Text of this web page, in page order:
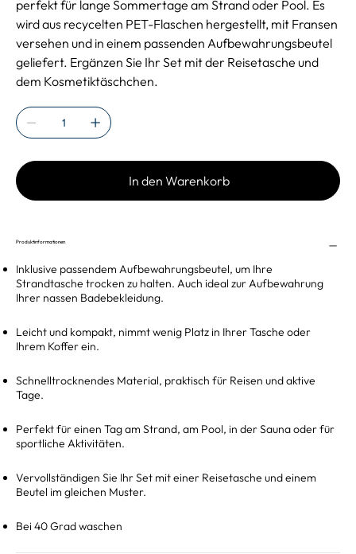
perfekt für lange Sommertage am Strand oder Pool. Es
wird aus recycelten PET-Flaschen hergestellt, mit Fransen
versehen und in einem passenden Aufbewahrungsbeutel
geliefert. Ergänzen Sie Ihr Set mit der Reisetasche und
dem Kosmetiktäschchen.
In den Warenkorb
Produktinformationen
Inklusive passendem Aufbewahrungsbeutel, um Ihre
Strandtasche trocken zu halten. Auch ideal zur Aufbewahrung
Ihrer nassen Badebekleidung.
Leicht und kompakt, nimmt wenig Platz in Ihrer Tasche oder
Ihrem Koffer ein.
Schnelltrocknendes Material, praktisch für Reisen und aktive
Tage.
Perfekt für einen Tag am Strand, am Pool, in der Sauna oder für
sportliche Aktivitäten.
Vervollständigen Sie Ihr Set mit einer Reisetasche und einem
Beutel im gleichen Muster.
Bei 40 Grad waschen